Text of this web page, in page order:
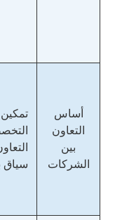
أساس
التعاون
بين
الشركات
سياق